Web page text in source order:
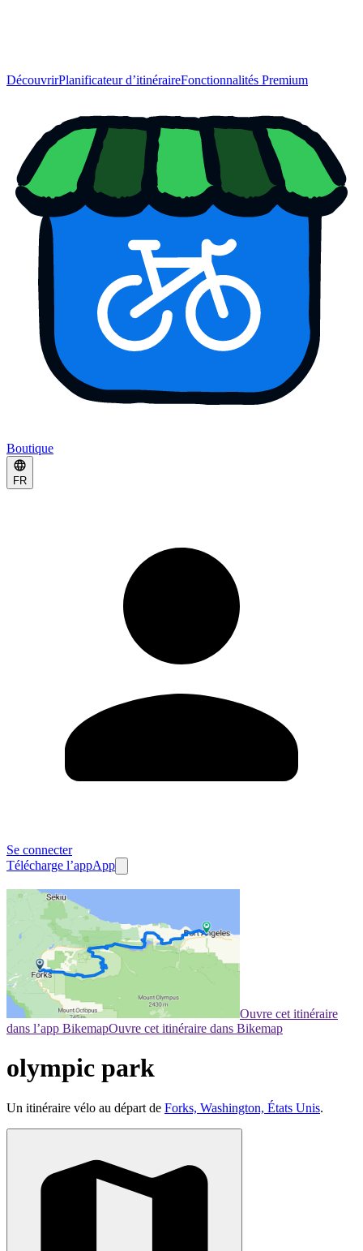
DécouvrirPlanificateur d’itinéraireFonctionnalités Premium
Boutique
FR
Se connecter
Télécharge l’appApp
Ouvre cet itinéraire
dans l’app BikemapOuvre cet itinéraire dans Bikemap
olympic park
Un itinéraire vélo au départ de Forks, Washington, États Unis.